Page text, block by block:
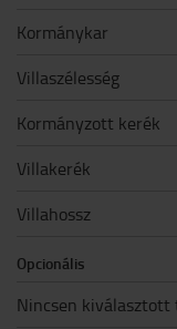
Kormánykar
Villaszélesség
Kormányzott kerék
Villakerék
Villahossz
Opcionális
Nincsen kiválasztott